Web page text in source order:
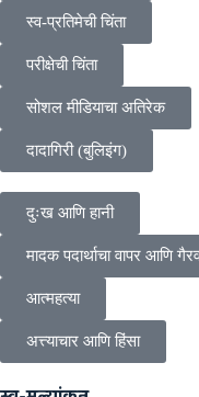
स्व-प्रतिमेची चिंता
परीक्षेची चिंता
सोशल मीडियाचा अतिरेक
दादागिरी (बुलिइंग)
दुःख आणि हानी
मादक पदार्थाचा वापर आणि
आत्महत्या
अत्त्याचार आणि हिंसा